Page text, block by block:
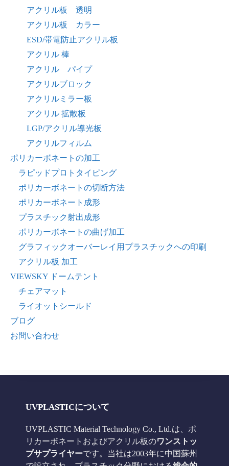
アクリル板 透明
アクリル板 カラー
ESD/帯電防止アクリル板
アクリル 棒
アクリル パイプ
アクリルブロック
アクリルミラー板
アクリル 拡散板
LGP/アクリル導光板
アクリルフィルム
ポリカーボネートの加工
ラピッドプロトタイピング
ポリカーボネートの切断方法
ポリカーボネート成形
プラスチック射出成形
ポリカーボネートの曲げ加工
グラフィックオーバーレイ用プラスチックへの印刷
アクリル板 加工
VIEWSKY ドームテント
チェアマット
ライオットシールド
ブログ
お問い合わせ
UVPLASTICについて
UVPLASTIC Material Technology Co., Ltd.は、ポ
リカーボネートおよびアクリル板のワンストッ
プサプライヤーです。当社は2003年に中国蘇州